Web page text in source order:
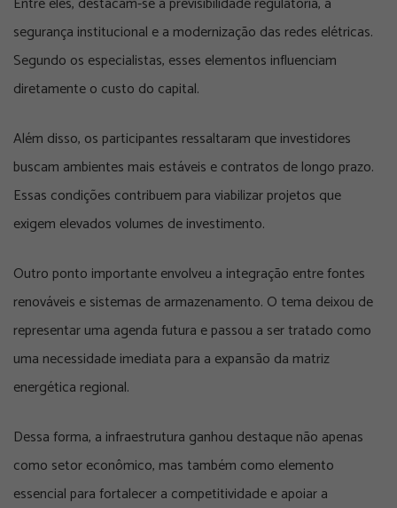
segurança institucional e a modernização das redes elétricas.
Segundo os especialistas, esses elementos influenciam
diretamente o custo do capital.
Além disso, os participantes ressaltaram que investidores
buscam ambientes mais estáveis e contratos de longo prazo.
Essas condições contribuem para viabilizar projetos que
exigem elevados volumes de investimento.
Outro ponto importante envolveu a integração entre fontes
renováveis e sistemas de armazenamento. O tema deixou de
representar uma agenda futura e passou a ser tratado como
uma necessidade imediata para a expansão da matriz
energética regional.
Dessa forma, a infraestrutura ganhou destaque não apenas
como setor econômico, mas também como elemento
essencial para fortalecer a competitividade e apoiar a